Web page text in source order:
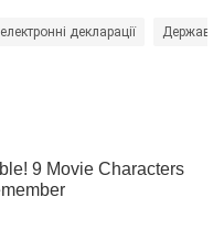
електронні декларації